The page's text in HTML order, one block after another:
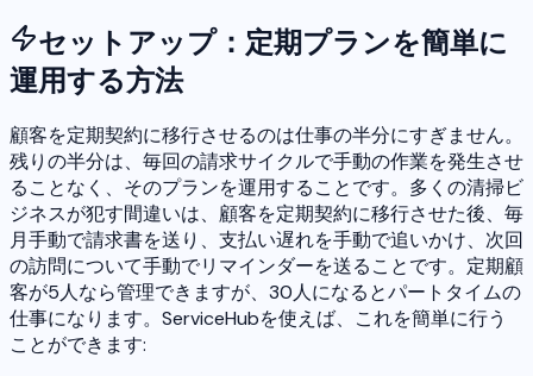
セットアップ：定期プランを簡単に
運用する方法
顧客を定期契約に移行させるのは仕事の半分にすぎません。
残りの半分は、毎回の請求サイクルで手動の作業を発生させ
ることなく、そのプランを運用することです。多くの清掃ビ
ジネスが犯す間違いは、顧客を定期契約に移行させた後、毎
月手動で請求書を送り、支払い遅れを手動で追いかけ、次回
の訪問について手動でリマインダーを送ることです。定期顧
客が5人なら管理できますが、30人になるとパートタイムの
仕事になります。ServiceHubを使えば、これを簡単に行う
ことができます: